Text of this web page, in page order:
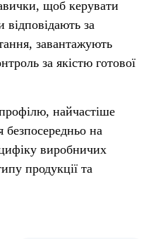
щоб керувати
за
завантажують
за якістю готової
найчастіше
на
виробничих
продукції та